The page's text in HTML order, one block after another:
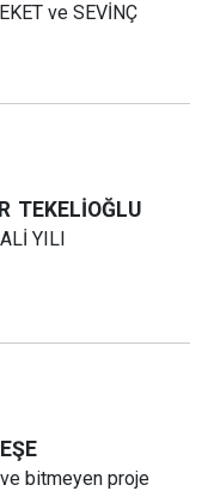
ve SEVİNÇ
TEKELİOĞLU
YILI
bitmeyen proje